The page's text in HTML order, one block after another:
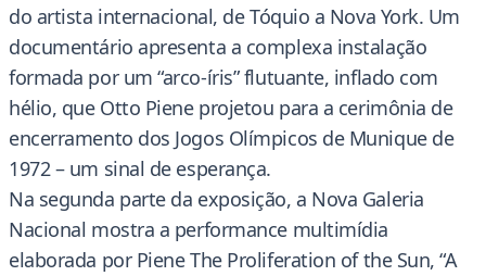
do artista internacional, de Tóquio a Nova York. Um
documentário apresenta a complexa instalação
formada por um “arco-íris” flutuante, inflado com
hélio, que Otto Piene projetou para a cerimônia de
encerramento dos Jogos Olímpicos de Munique de
1972 – um sinal de esperança.
Na segunda parte da exposição, a Nova Galeria
Nacional mostra a performance multimídia
elaborada por Piene The Proliferation of the Sun, “A